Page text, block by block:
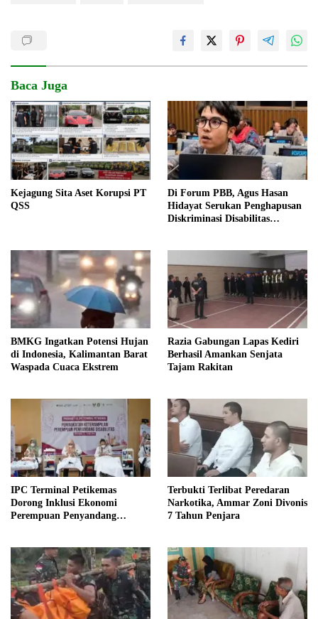
Baca Juga
Kejagung Sita Aset Korupsi PT
QSS
Di Forum PBB, Agus Hasan
Hidayat Serukan Penghapusan
Diskriminasi Disabilitas
BMKG Ingatkan Potensi Hujan
di Indonesia, Kalimantan Barat
Waspada Cuaca Ekstrem
Razia Gabungan Lapas Kediri
Berhasil Amankan Senjata
Tajam Rakitan
IPC Terminal Petikemas
Dorong Inklusi Ekonomi
Perempuan Penyandang
Terbukti Terlibat Peredaran
Narkotika, Ammar Zoni Divonis
7 Tahun Penjara